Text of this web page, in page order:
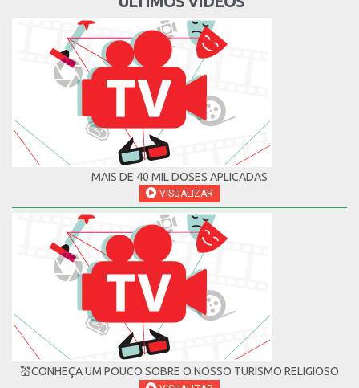
MAIS DE 40 MIL DOSES APLICADAS
VISUALIZAR
💒CONHEÇA UM POUCO SOBRE O NOSSO TURISMO RELIGIOSO